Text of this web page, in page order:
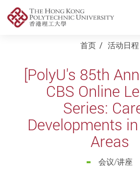
首页 活动日程
[PolyU's 85th
CBS Online
Series:
Developments
Areas
会议/讲座